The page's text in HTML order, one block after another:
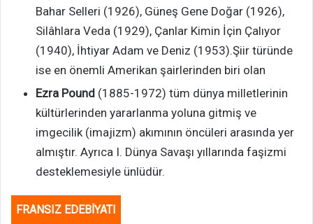
Bahar Selleri (1926), Güneş Gene Doğar (1926),
Silâhlara Veda (1929), Çanlar Kimin İçin Çalıyor
(1940), İhtiyar Adam ve Deniz (1953).Şiir türünde
ise en önemli Amerikan şairlerinden biri olan
Ezra Pound (1885-1972) tüm dünya milletlerinin
kültürlerinden yararlanma yoluna gitmiş ve
imgecilik (imajizm) akımının öncüleri arasında yer
almıştır. Ayrıca I. Dünya Savaşı yıllarında faşizmi
desteklemesiyle ünlüdür.
FRANSIZ EDEBİYATI